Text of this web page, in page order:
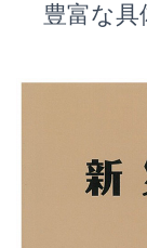
豊富な具